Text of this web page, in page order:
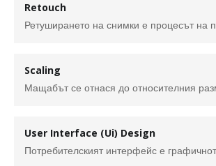
Retouch
Scaling
User Interface (Ui) Design